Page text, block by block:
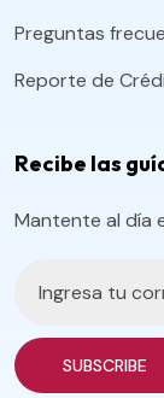
Preguntas
Reporte de
Recibe las
Mantente al día
SUBSCRIBE